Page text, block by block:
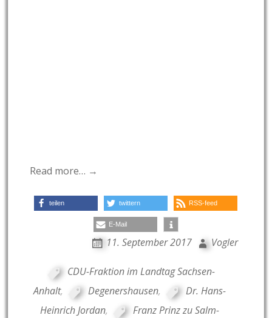
Read more… →
teilen twittern RSS-feed
E-Mail
11. September 2017 Vogler
CDU-Fraktion im Landtag Sachsen-
Anhalt, Degenershausen,
Dr. Hans-
Heinrich Jordan,
Franz Prinz zu Salm-